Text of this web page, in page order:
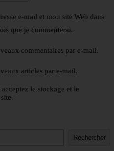
e-mail et mon site Web dans
que je commenterai.
commentaires par e-mail.
articles par e-mail.
le stockage et le
Rechercher